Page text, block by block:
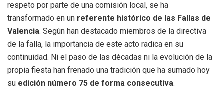
respeto por parte de una comisión local, se ha
transformado en un referente histórico de las Fallas de
Valencia. Según han destacado miembros de la directiva
de la falla, la importancia de este acto radica en su
continuidad. Ni el paso de las décadas ni la evolución de la
propia fiesta han frenado una tradición que ha sumado hoy
su edición número 75 de forma consecutiva.